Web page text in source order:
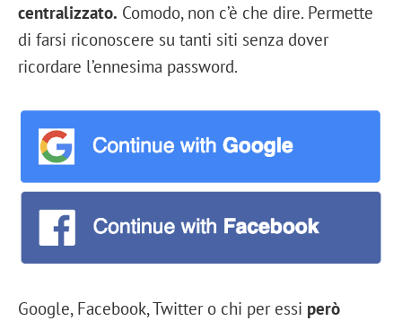
centralizzato. Comodo, non c’è che dire. Permette
di farsi riconoscere su tanti siti senza dover
ricordare l’ennesima password.
Google, Facebook, Twitter o chi per essi però